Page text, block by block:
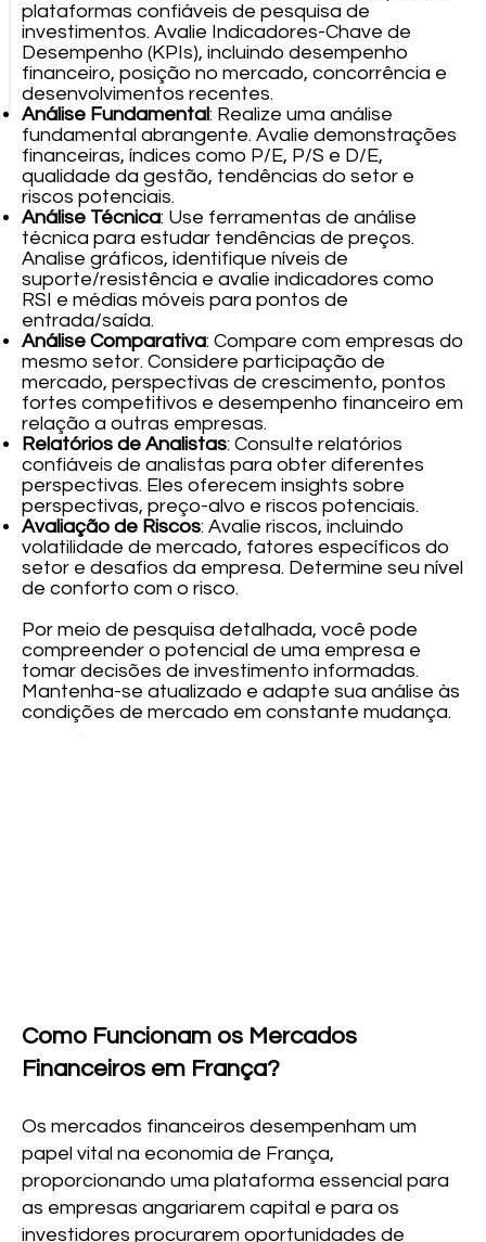
plataformas confiáveis de pesquisa de
investimentos. Avalie Indicadores-Chave de
Desempenho (KPIs), incluindo desempenho
financeiro, posição no mercado, concorrência e
desenvolvimentos recentes.
Análise Fundamental: Realize uma análise
fundamental abrangente. Avalie demonstrações
financeiras, índices como P/E, P/S e D/E,
qualidade da gestão, tendências do setor e
riscos potenciais.
Análise Técnica: Use ferramentas de análise
técnica para estudar tendências de preços.
Analise gráficos, identifique níveis de
suporte/resistência e avalie indicadores como
RSI e médias móveis para pontos de
entrada/saída.
Análise Comparativa: Compare com empresas do
mesmo setor. Considere participação de
mercado, perspectivas de crescimento, pontos
fortes competitivos e desempenho financeiro em
relação a outras empresas.
Relatórios de Analistas: Consulte relatórios
confiáveis de analistas para obter diferentes
perspectivas. Eles oferecem insights sobre
perspectivas, preço-alvo e riscos potenciais.
Avaliação de Riscos: Avalie riscos, incluindo
volatilidade de mercado, fatores específicos do
setor e desafios da empresa. Determine seu nível
de conforto com o risco.
Por meio de pesquisa detalhada, você pode
compreender o potencial de uma empresa e
tomar decisões de investimento informadas.
Mantenha-se atualizado e adapte sua análise às
condições de mercado em constante mudança.
Como Funcionam os Mercados
Financeiros em França?
Os mercados financeiros desempenham um
papel vital na economia de França,
proporcionando uma plataforma essencial para
as empresas angariarem capital e para os
investidores procurarem oportunidades de